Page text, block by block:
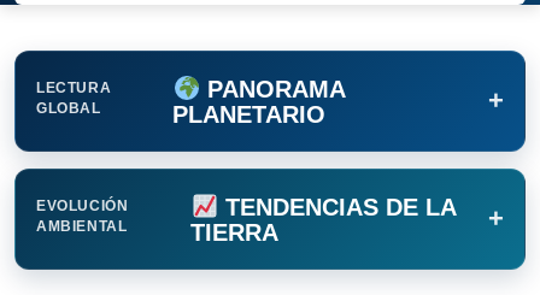
LECTURA
GLOBAL
PANORAMA
PLANETARIO
+
EVOLUCIÓN
AMBIENTAL
TENDENCIAS DE LA
TIERRA
+